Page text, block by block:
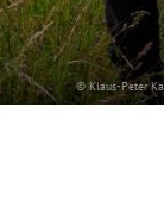
© Klaus-Peter